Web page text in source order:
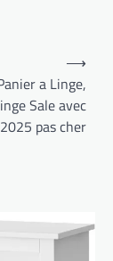
a Linge,
Sale avec
pas cher
⟶